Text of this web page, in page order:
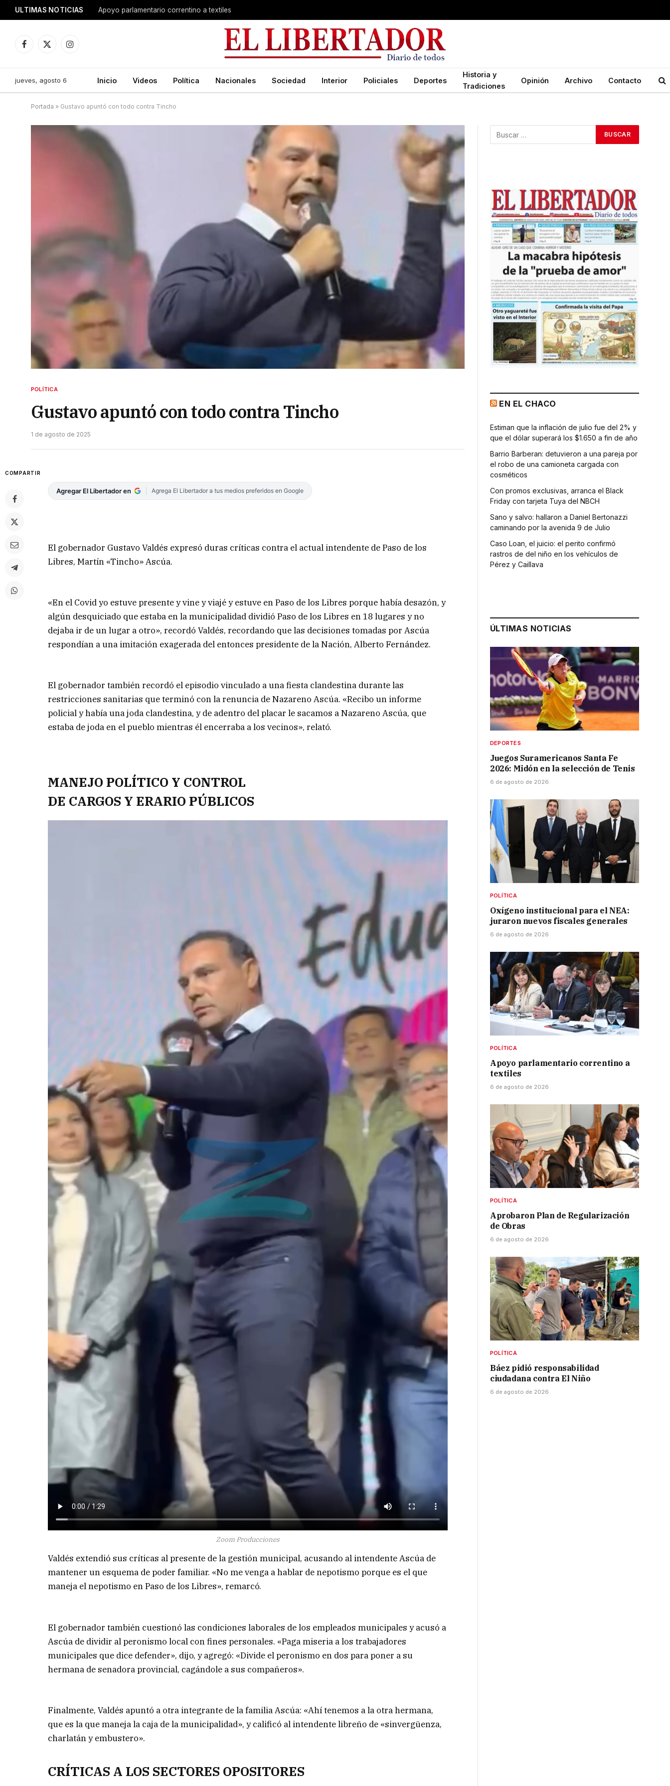
ULTIMAS NOTICIAS Apoyo parlamentario correntino a textiles
Facebook
X
Instagram
jueves, agosto 6 Inicio Videos Política Nacionales Sociedad Interior Policiales Deportes
Historia y
Tradiciones
Opinión Archivo Contacto
Portada » Gustavo apuntó con todo contra Tincho
POLÍTICA
Gustavo apuntó con todo contra Tincho
1 de agosto de 2025
COMPARTIR
Agregar El Libertador en Agrega El Libertador a tus medios preferidos en Google
El gobernador Gustavo Valdés expresó duras críticas contra el actual intendente de Paso de los
Libres, Martín «Tincho» Ascúa.
«En el Covid yo estuve presente y vine y viajé y estuve en Paso de los Libres porque había desazón, y
algún desquiciado que estaba en la municipalidad dividió Paso de los Libres en 18 lugares y no
dejaba ir de un lugar a otro», recordó Valdés, recordando que las decisiones tomadas por Ascúa
respondían a una imitación exagerada del entonces presidente de la Nación, Alberto Fernández.
El gobernador también recordó el episodio vinculado a una fiesta clandestina durante las
restricciones sanitarias que terminó con la renuncia de Nazareno Ascúa. «Recibo un informe
policial y había una joda clandestina, y de adentro del placar le sacamos a Nazareno Ascúa, que
estaba de joda en el pueblo mientras él encerraba a los vecinos», relató.
MANEJO POLÍTICO Y CONTROL
DE CARGOS Y ERARIO PÚBLICOS
Zoom Producciones
Valdés extendió sus críticas al presente de la gestión municipal, acusando al intendente Ascúa de
mantener un esquema de poder familiar. «No me venga a hablar de nepotismo porque es el que
maneja el nepotismo en Paso de los Libres», remarcó.
El gobernador también cuestionó las condiciones laborales de los empleados municipales y acusó a
Ascúa de dividir al peronismo local con fines personales. «Paga miseria a los trabajadores
municipales que dice defender», dijo, y agregó: «Divide el peronismo en dos para poner a su
hermana de senadora provincial, cagándole a sus compañeros».
Finalmente, Valdés apuntó a otra integrante de la familia Ascúa: «Ahí tenemos a la otra hermana,
que es la que maneja la caja de la municipalidad», y calificó al intendente libreño de «sinvergüenza,
charlatán y embustero».
CRÍTICAS A LOS SECTORES OPOSITORES
EN EL CHACO
Estiman que la inflación de julio fue del 2% y
que el dólar superará los $1.650 a fin de año
Barrio Barberan: detuvieron a una pareja por
el robo de una camioneta cargada con
cosméticos
Con promos exclusivas, arranca el Black
Friday con tarjeta Tuya del NBCH
Sano y salvo: hallaron a Daniel Bertonazzi
caminando por la avenida 9 de Julio
Caso Loan, el juicio: el perito confirmó
rastros de del niño en los vehículos de
Pérez y Caillava
ÚLTIMAS NOTICIAS
DEPORTES
Juegos Suramericanos Santa Fe
2026: Midón en la selección de Tenis
6 de agosto de 2026
POLÍTICA
Oxígeno institucional para el NEA:
juraron nuevos fiscales generales
6 de agosto de 2026
POLÍTICA
Apoyo parlamentario correntino a
textiles
6 de agosto de 2026
POLÍTICA
Aprobaron Plan de Regularización
de Obras
6 de agosto de 2026
POLÍTICA
Báez pidió responsabilidad
ciudadana contra El Niño
6 de agosto de 2026